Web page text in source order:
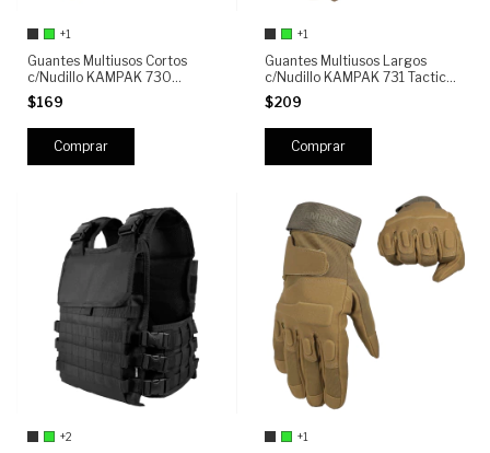
+1
Guantes Multiusos Cortos
c/Nudillo KAMPAK 730
(KW013)Tácticos
Antiderrapantes
$169
Comprar
+1
Guantes Multiusos Largos
c/Nudillo KAMPAK 731 Tacticos
Antiderrapantes
$209
Comprar
+2 +1